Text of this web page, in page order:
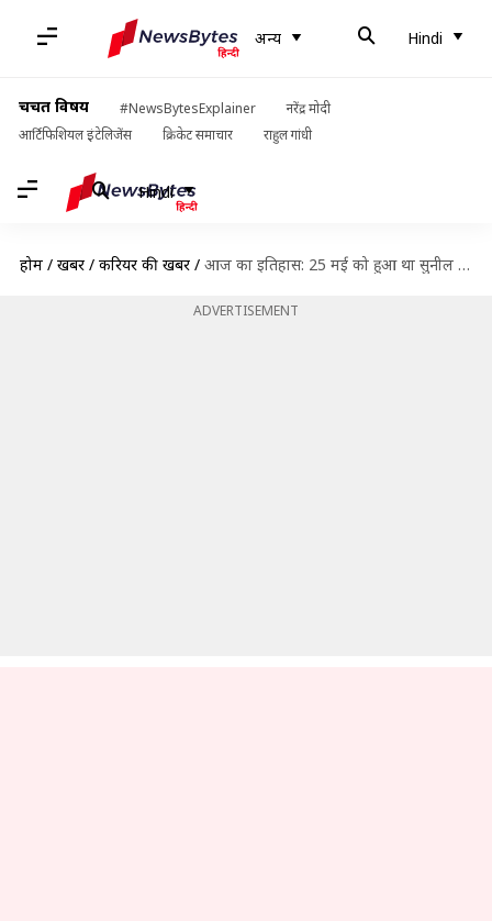
अन्य Hindi
चर्चित विषय #NewsBytesExplainer
नरेंद्र मोदी
आर्टिफिशियल इंटेलिजेंस
क्रिकेट समाचार राहुल गांधी
Hindi
होम / खबरें / करियर की खबरें / आज का इतिहास: 25 मई को हुआ था सुनील दत्त का निधन, जानें इतिहास
ADVERTISEMENT